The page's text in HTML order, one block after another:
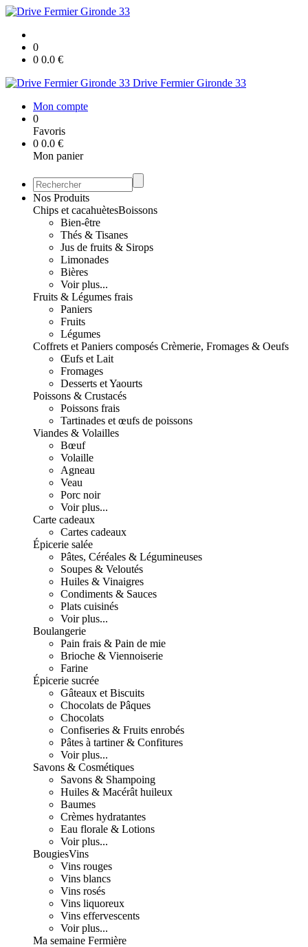
0
0 0.0 €
Drive Fermier Gironde 33
Mon compte
0
Favoris
0 0.0 €
Mon panier
Nos Produits
Chips et cacahuètesBoissons
Bien-être
Thés & Tisanes
Jus de fruits & Sirops
Limonades
Bières
Voir plus...
Fruits & Légumes frais
Paniers
Fruits
Légumes
Coffrets et Paniers composés Crèmerie, Fromages & Oeufs
Œufs et Lait
Fromages
Desserts et Yaourts
Poissons & Crustacés
Poissons frais
Tartinades et œufs de poissons
Viandes & Volailles
Bœuf
Volaille
Agneau
Veau
Porc noir
Voir plus...
Carte cadeaux
Cartes cadeaux
Épicerie salée
Pâtes, Céréales & Légumineuses
Soupes & Veloutés
Huiles & Vinaigres
Condiments & Sauces
Plats cuisinés
Voir plus...
Boulangerie
Pain frais & Pain de mie
Brioche & Viennoiserie
Farine
Épicerie sucrée
Gâteaux et Biscuits
Chocolats de Pâques
Chocolats
Confiseries & Fruits enrobés
Pâtes à tartiner & Confitures
Voir plus...
Savons & Cosmétiques
Savons & Shampoing
Huiles & Macérât huileux
Baumes
Crèmes hydratantes
Eau florale & Lotions
Voir plus...
BougiesVins
Vins rouges
Vins blancs
Vins rosés
Vins liquoreux
Vins effervescents
Voir plus...
Ma semaine Fermière